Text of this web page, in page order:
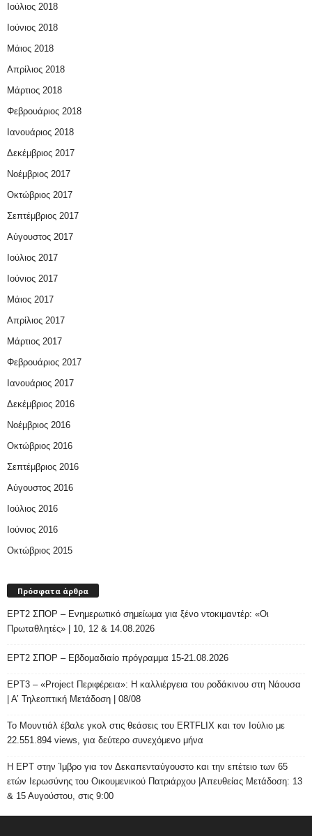
Ιούλιος 2018
Ιούνιος 2018
Μάιος 2018
Απρίλιος 2018
Μάρτιος 2018
Φεβρουάριος 2018
Ιανουάριος 2018
Δεκέμβριος 2017
Νοέμβριος 2017
Οκτώβριος 2017
Σεπτέμβριος 2017
Αύγουστος 2017
Ιούλιος 2017
Ιούνιος 2017
Μάιος 2017
Απρίλιος 2017
Μάρτιος 2017
Φεβρουάριος 2017
Ιανουάριος 2017
Δεκέμβριος 2016
Νοέμβριος 2016
Οκτώβριος 2016
Σεπτέμβριος 2016
Αύγουστος 2016
Ιούλιος 2016
Ιούνιος 2016
Οκτώβριος 2015
Πρόσφατα άρθρα
ΕΡΤ2 ΣΠΟΡ – Ενημερωτικό σημείωμα για ξένο ντοκιμαντέρ: «Οι
Πρωταθλητές» | 10, 12 & 14.08.2026
ΕΡΤ2 ΣΠΟΡ – Εβδομαδιαίο πρόγραμμα 15-21.08.2026
ΕΡΤ3 – «Project Περιφέρεια»: Η καλλιέργεια του ροδάκινου στη Νάουσα
| Α’ Τηλεοπτική Μετάδοση | 08/08
Το Μουντιάλ έβαλε γκολ στις θεάσεις του ERTFLIX και τον Ιούλιο με
22.551.894 views, για δεύτερο συνεχόμενο μήνα
Η ΕΡΤ στην Ίμβρο για τον Δεκαπενταύγουστο και την επέτειο των 65
ετών Ιερωσύνης του Οικουμενικού Πατριάρχου |Απευθείας Μετάδοση: 13
& 15 Αυγούστου, στις 9:00